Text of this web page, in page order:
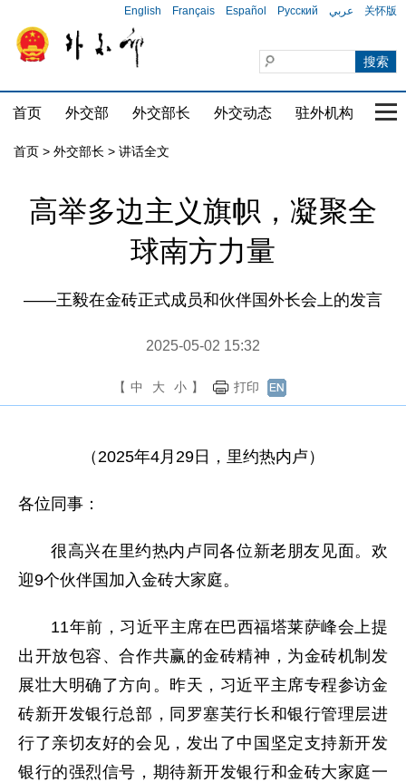
English Français Español Русский عربي 关怀版
首页 外交部 外交部长 外交动态 驻外机构 国
首页 > 外交部长 > 讲话全文
​高举多边主义旗帜，凝聚全
球南方力量
——王毅在金砖正式成员和伙伴国外长会上的发言
2025-05-02 15:32
【 中 大 小 】 打印
（2025年4月29日，里约热内卢）
各位同事：
很高兴在里约热内卢同各位新老朋友见面。欢
迎9个伙伴国加入金砖大家庭。
11年前，习近平主席在巴西福塔莱萨峰会上提
出开放包容、合作共赢的金砖精神，为金砖机制发
展壮大明确了方向。昨天，习近平主席专程参访金
砖新开发银行总部，同罗塞芙行长和银行管理层进
行了亲切友好的会见，发出了中国坚定支持新开发
银行的强烈信号，期待新开发银行和金砖大家庭一